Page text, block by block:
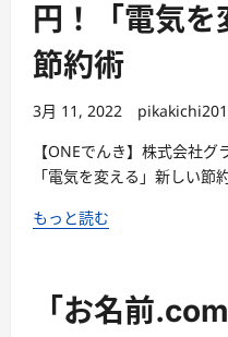
円！「電気
節約術
3月 11, 2022
【ONEでんき】株式会社グ
「電気を変える」新しい節
もっと読む
「お名前